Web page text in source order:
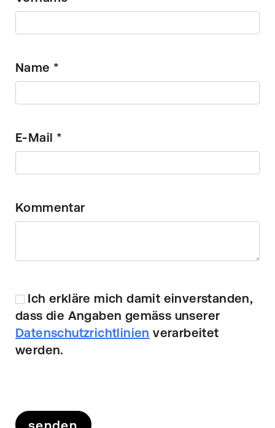
Name *
E-Mail *
Kommentar
Ich erkläre mich damit einverstanden,
dass die Angaben gemäss unserer
Datenschutzrichtlinien verarbeitet
werden.